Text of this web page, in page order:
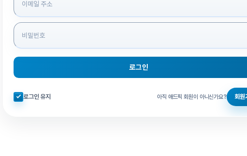
로그인
자동로그인 체크
로그인 유지 아직 애드픽 회원이 아니신가요? 회원